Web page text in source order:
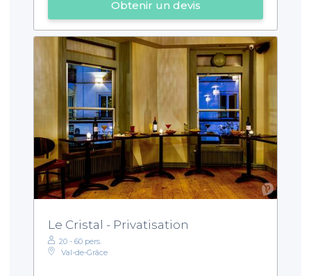
Obtenir un devis
Le Cristal - Privatisation
20 - 60 pers.
Val-de-Grâce